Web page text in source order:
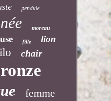
pendule
moreau
fille lion
chair
femme